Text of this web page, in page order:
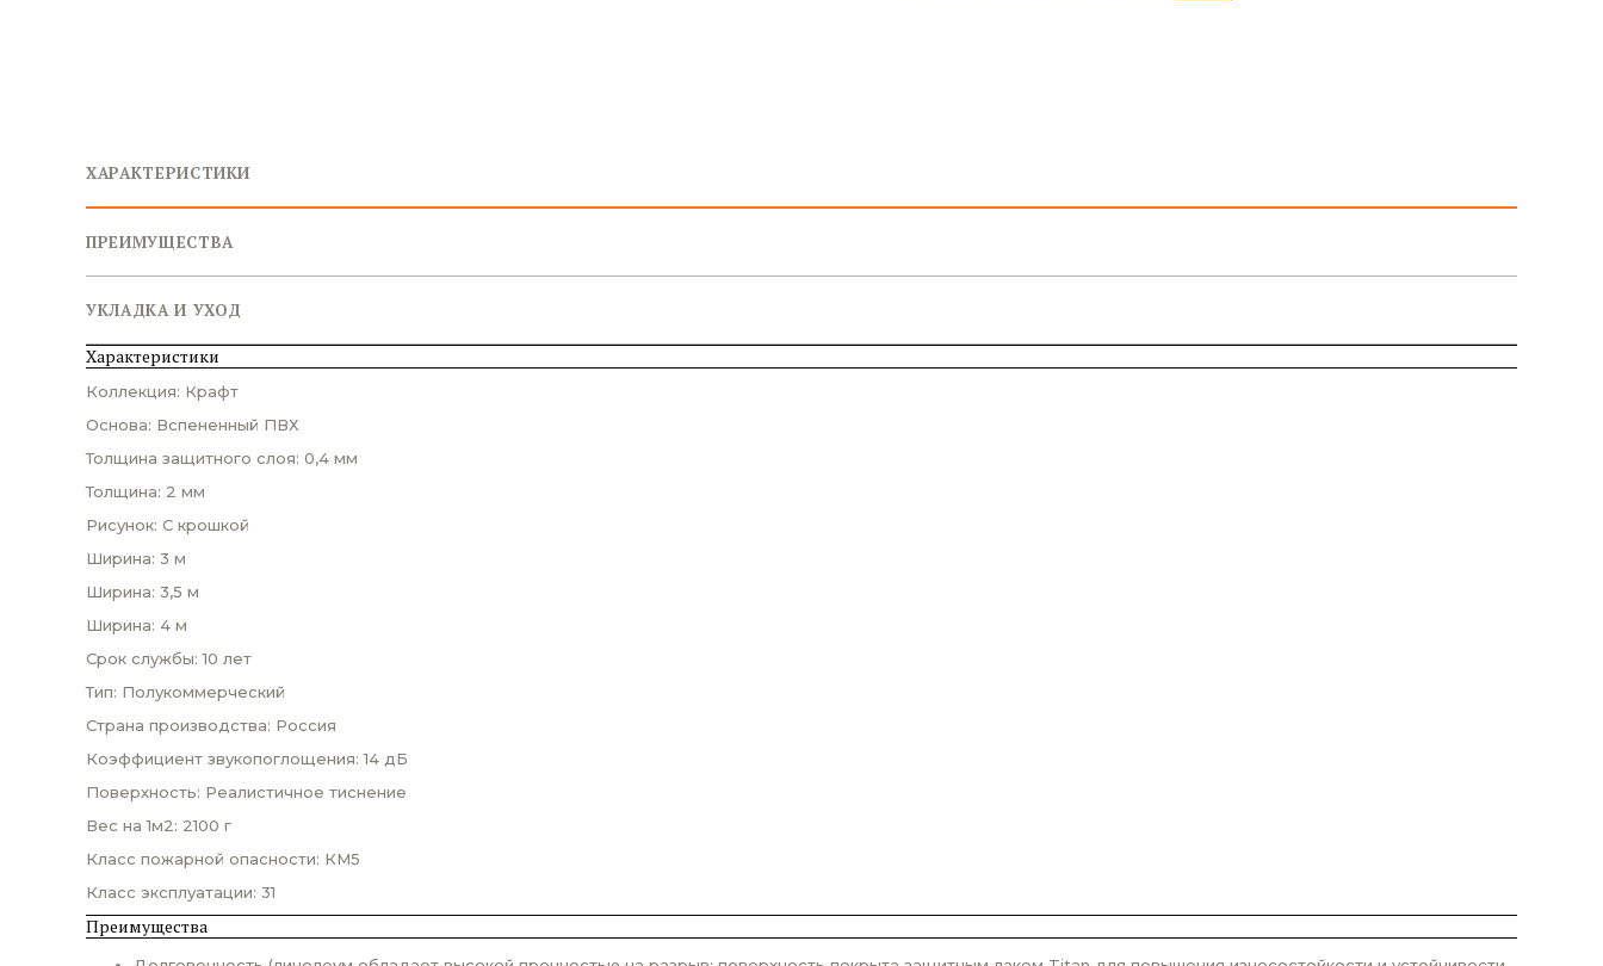
ХАРАКТЕРИСТИКИ
ПРЕИМУЩЕСТВА
УКЛАДКА И УХОД
Характеристики
Коллекция: Крафт
Основа: Вспененный ПВХ
Толщина защитного слоя: 0,4 мм
Толщина: 2 мм
Рисунок: С крошкой
Ширина: 3 м
Ширина: 3,5 м
Ширина: 4 м
Срок службы: 10 лет
Тип: Полукоммерческий
Страна производства: Россия
Коэффициент звукопоглощения: 14 дБ
Поверхность: Реалистичное тиснение
Вес на 1м2: 2100 г
Класс пожарной опасности: КМ5
Класс эксплуатации: 31
Преимущества